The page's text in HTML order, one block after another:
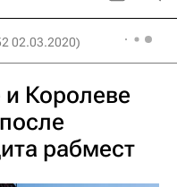
02.03.2020)
Королеве
рабмест